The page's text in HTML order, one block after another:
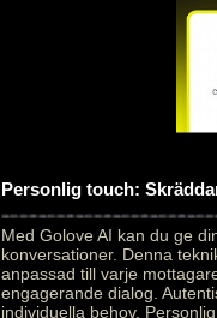
Personlig touch:
Med Golove AI kan du ge
konversationer. Denna
anpassad till varje
engagerande dialog.
individuella behov.